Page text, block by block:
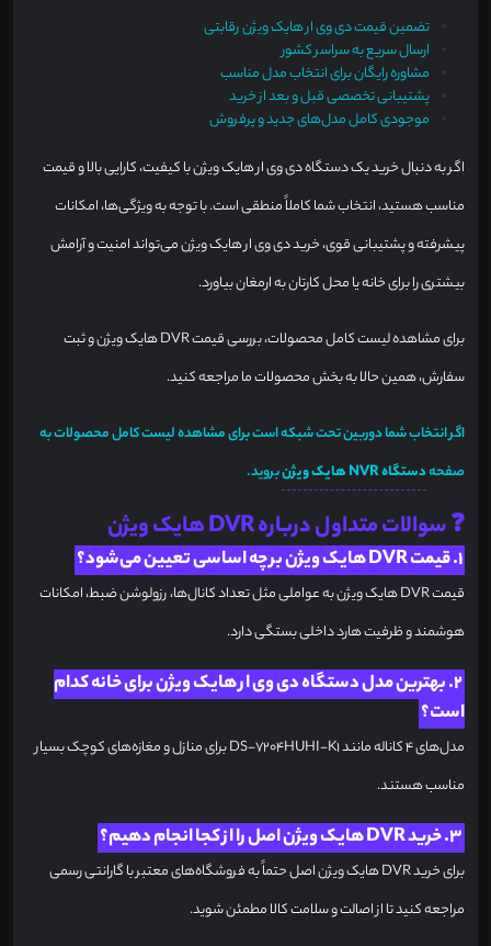
تضمین قیمت دی وی ار هایک ویژن رقابتی
ارسال سریع به سراسر کشور
مشاوره رایگان برای انتخاب مدل مناسب
پشتیبانی تخصصی قبل و بعد از خرید
موجودی کامل مدل‌های جدید و پرفروش
اگر به دنبال خرید یک دستگاه دی وی ار هایک ویژن با کیفیت، کارایی بالا و قیمت
مناسب هستید، انتخاب شما کاملاً منطقی است. با توجه به ویژگی‌ها، امکانات
پیشرفته و پشتیبانی قوی، خرید دی وی ار هایک ویژن می‌تواند امنیت و آرامش
بیشتری را برای خانه یا محل کارتان به ارمغان بیاورد.
برای مشاهده لیست کامل محصولات، بررسی قیمت DVR هایک ویژن و ثبت
سفارش، همین حالا به بخش محصولات ما مراجعه کنید.
اگر انتخاب شما دوربین تحت شبکه است برای مشاهده لیست کامل محصولات به
صفحهدستگاه NVR هایک ویژن بروید.
❓ سوالات متداول درباره DVR هایک ویژن
قیمت DVR هایک ویژن به عواملی مثل تعداد کانال‌ها، رزولوشن ضبط، امکانات
هوشمند و ظرفیت هارد داخلی بستگی دارد.
2. بهترین مدل دستگاه دی وی ار هایک ویژن برای خانه کدام
است؟
مدل‌های ۴ کاناله مانند DS-7204HUHI-K1 برای منازل و مغازه‌های کوچک بسیار
مناسب هستند.
برای خرید DVR هایک ویژن اصل حتماً به فروشگاه‌های معتبر با گارانتی رسمی
مراجعه کنید تا از اصالت و سلامت کالا مطمئن شوید.